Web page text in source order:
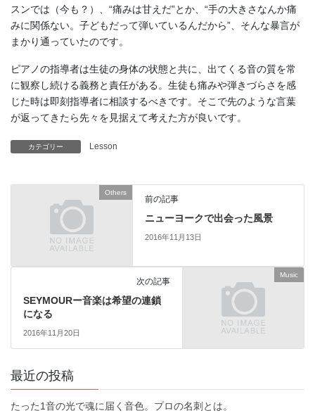
スンでは（今も？）、“痛みは甘えだ”とか、“手の大きさなんか痛
みに関係ない。子どもだって弾いているんだから”、そんな暴言が
まかり通っていたのです。
ピアノの指導者は生徒の身体の状態と共に、出てくる音の質を常
に観察し続ける義務と責任がある。生徒も痛みや弾きづらさを感
じた時は即刻指導者に相談するべきです。そこで先のような言葉
が返ってきたら先々を見据えて考えた方が良いです。
カテゴリー Lesson
Others
前の記事
ニューヨークで出会った風景
2016年11月13日
Music
次の記事
SEYMOURー音楽は希望の連鎖
になる
2016年11月20日
最近の投稿
たった1音の光で魂に届く音色。プロの名刺とは。